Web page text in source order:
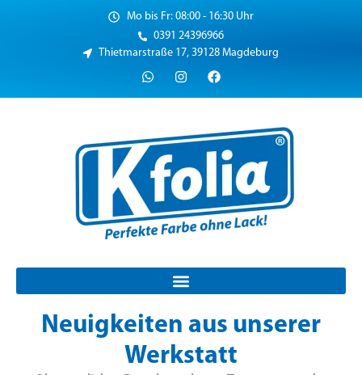
Mo bis Fr: 08:00 - 16:30 Uhr
0391 24396966
Thietmarstraße 17, 39128 Magdeburg
Neuigkeiten aus unserer
Werkstatt